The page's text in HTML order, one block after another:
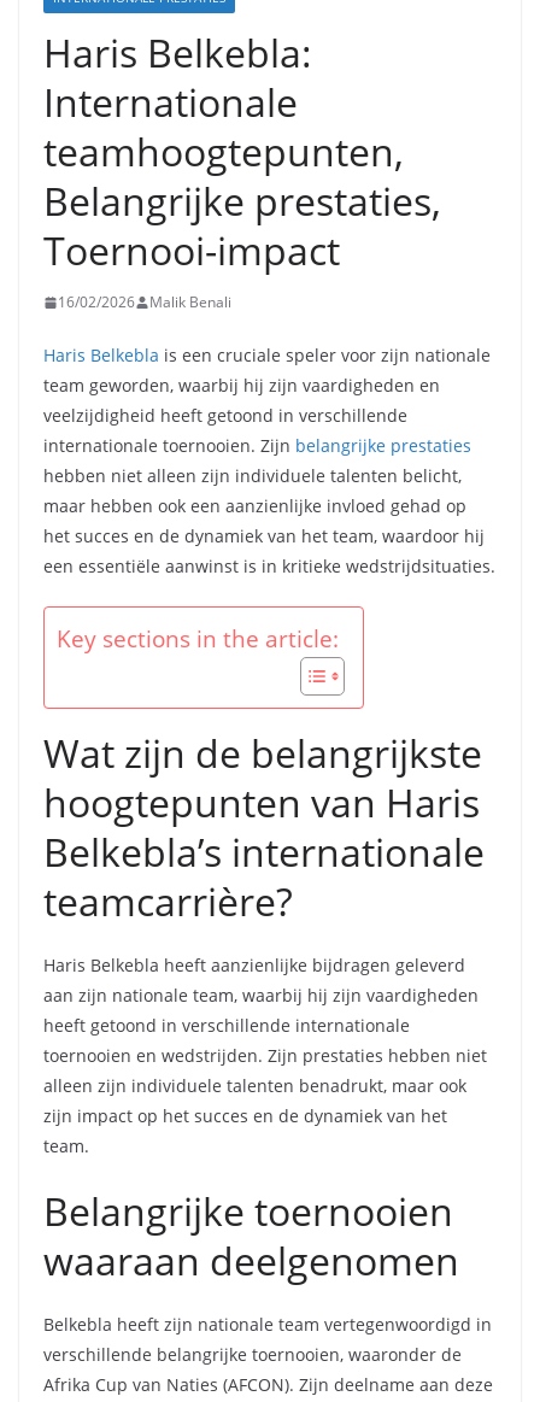
Haris Belkebla:
Internationale
teamhoogtepunten,
Belangrijke prestaties,
Toernooi-impact
16/02/2026 Malik Benali
Haris Belkebla is een cruciale speler voor zijn nationale
team geworden, waarbij hij zijn vaardigheden en
veelzijdigheid heeft getoond in verschillende
internationale toernooien. Zijn belangrijke prestaties
hebben niet alleen zijn individuele talenten belicht,
maar hebben ook een aanzienlijke invloed gehad op
het succes en de dynamiek van het team, waardoor hij
een essentiële aanwinst is in kritieke wedstrijdsituaties.
Key sections in the article:
Wat zijn de belangrijkste
hoogtepunten van Haris
Belkebla’s internationale
teamcarrière?
Haris Belkebla heeft aanzienlijke bijdragen geleverd
aan zijn nationale team, waarbij hij zijn vaardigheden
heeft getoond in verschillende internationale
toernooien en wedstrijden. Zijn prestaties hebben niet
alleen zijn individuele talenten benadrukt, maar ook
zijn impact op het succes en de dynamiek van het
team.
Belangrijke toernooien
waaraan deelgenomen
Belkebla heeft zijn nationale team vertegenwoordigd in
verschillende belangrijke toernooien, waaronder de
Afrika Cup van Naties (AFCON). Zijn deelname aan deze